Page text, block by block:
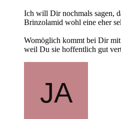
Ich will Dir nochmals sagen,
Brinzolamid wohl eine eher
Womöglich kommt bei Dir
weil Du sie hoffentlich gut